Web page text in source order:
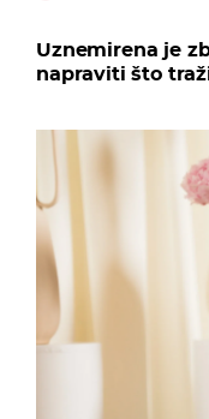
Uznemirena je
napraviti što